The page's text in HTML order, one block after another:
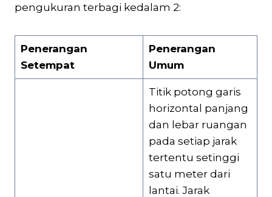
pengukuran terbagi kedalam 2:
Penerangan
Setempat
Penerangan
Umum
Titik potong garis
horizontal panjang
dan lebar ruangan
pada setiap jarak
tertentu setinggi
satu meter dari
lantai. Jarak